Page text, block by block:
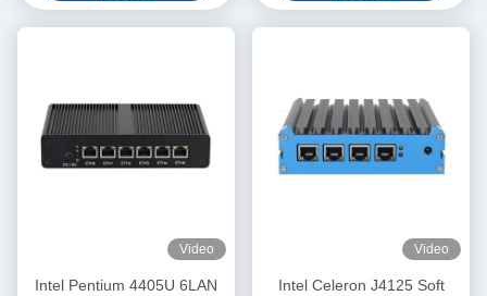
Video
Intel Pentium 4405U 6LAN
Video
Intel Celeron J4125 Soft